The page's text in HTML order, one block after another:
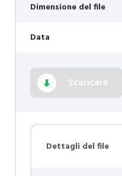
Dimensione del file
Data
Scaricare
Dettagli del file